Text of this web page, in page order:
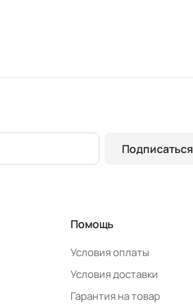
Подписаться
Помощь
Условия оплаты
Условия доставки
Гарантия на товар